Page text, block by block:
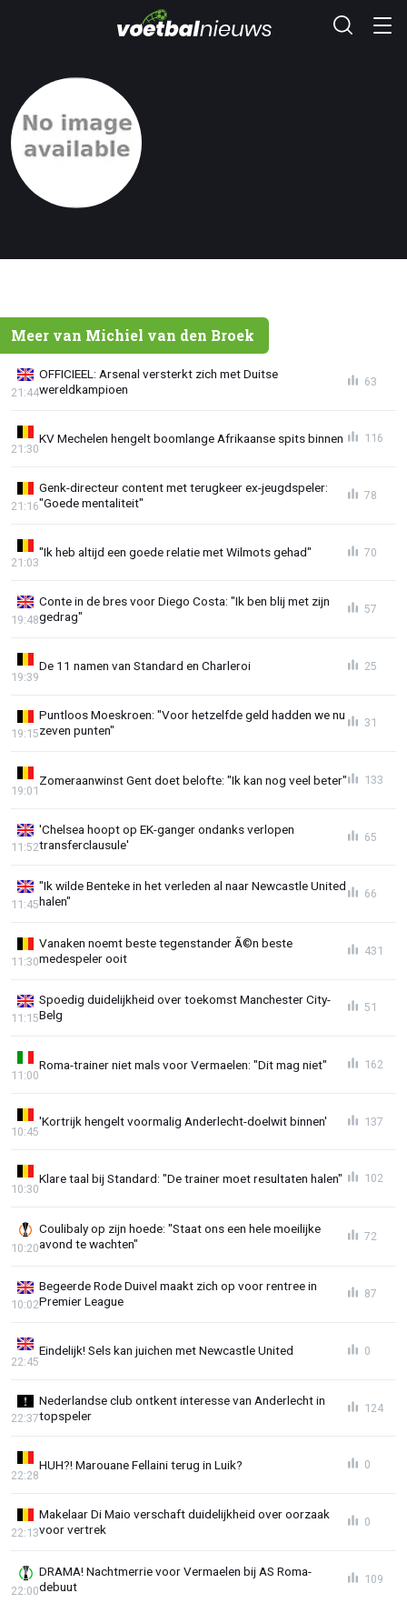
Meer van Michiel van den Broek
OFFICIEEL: Arsenal versterkt zich met Duitse
wereldkampioen
21:44
63
KV Mechelen hengelt boomlange Afrikaanse spits binnen
21:30
116
Genk-directeur content met terugkeer ex-jeugdspeler:
"Goede mentaliteit"
21:16
78
"Ik heb altijd een goede relatie met Wilmots gehad"
21:03
70
Conte in de bres voor Diego Costa: "Ik ben blij met zijn
gedrag"
19:48
57
De 11 namen van Standard en Charleroi
19:39
25
Puntloos Moeskroen: "Voor hetzelfde geld hadden we nu
zeven punten"
19:15
31
Zomeraanwinst Gent doet belofte: "Ik kan nog veel beter"
19:01
133
'Chelsea hoopt op EK-ganger ondanks verlopen
transferclausule'
11:52
65
"Ik wilde Benteke in het verleden al naar Newcastle United
halen"
11:45
66
Vanaken noemt beste tegenstander Ã©n beste
medespeler ooit
11:30
431
Spoedig duidelijkheid over toekomst Manchester City-
Belg
11:15
51
Roma-trainer niet mals voor Vermaelen: "Dit mag niet"
11:00
162
'Kortrijk hengelt voormalig Anderlecht-doelwit binnen'
10:45
137
Klare taal bij Standard: "De trainer moet resultaten halen"
10:30
102
Coulibaly op zijn hoede: "Staat ons een hele moeilijke
avond te wachten"
10:20
72
Begeerde Rode Duivel maakt zich op voor rentree in
Premier League
10:02
87
Eindelijk! Sels kan juichen met Newcastle United
22:45
0
Nederlandse club ontkent interesse van Anderlecht in
topspeler
22:37
124
HUH?! Marouane Fellaini terug in Luik?
22:28
0
Makelaar Di Maio verschaft duidelijkheid over oorzaak
voor vertrek
22:13
0
DRAMA! Nachtmerrie voor Vermaelen bij AS Roma-
debuut
22:00
109